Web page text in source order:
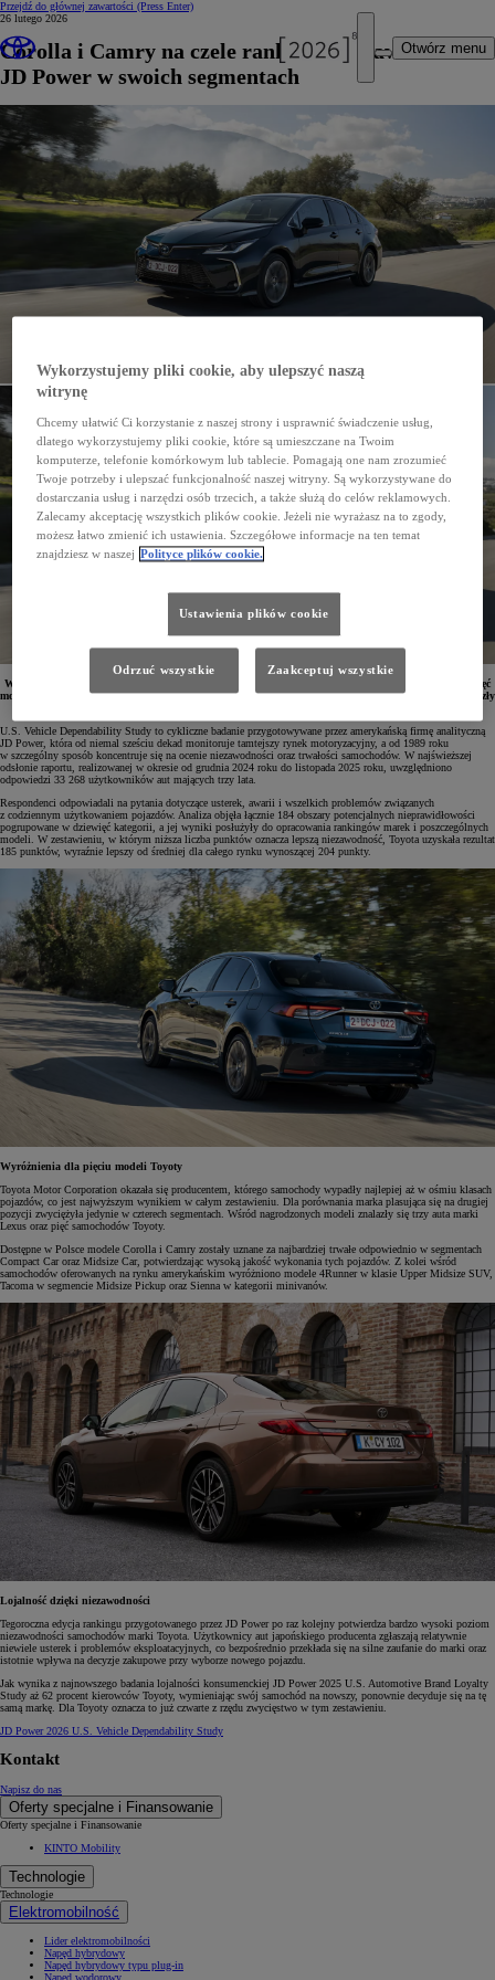
Przejdź do głównej zawartości (Press Enter)
Otwórz menu
26 lutego 2026
Corolla i Camry na czele rankingu niezawodności
JD Power w swoich segmentach
W opublikowanym rankingu niezawodności JD Power 2026 U.S. Vehicle Dependability Study aż pięć
modeli Toyoty znalazło się na pierwszych lokatach w swoich klasach. Wśród wyróżnionych aut znalazły
U.S. Vehicle Dependability Study to cykliczne badanie przygotowywane przez amerykańską firmę analityczną
JD Power, która od niemal sześciu dekad monitoruje tamtejszy rynek motoryzacyjny, a od 1989 roku
w szczególny sposób koncentruje się na ocenie niezawodności oraz trwałości samochodów. W najświeższej
odsłonie raportu, realizowanej w okresie od grudnia 2024 roku do listopada 2025 roku, uwzględniono
odpowiedzi 33 268 użytkowników aut mających trzy lata.
Respondenci odpowiadali na pytania dotyczące usterek, awarii i wszelkich problemów związanych
z codziennym użytkowaniem pojazdów. Analiza objęła łącznie 184 obszary potencjalnych nieprawidłowości
pogrupowane w dziewięć kategorii, a jej wyniki posłużyły do opracowania rankingów marek i poszczególnych
modeli. W zestawieniu, w którym niższa liczba punktów oznacza lepszą niezawodność, Toyota uzyskała rezultat
185 punktów, wyraźnie lepszy od średniej dla całego rynku wynoszącej 204 punkty.
Wyróżnienia dla pięciu modeli Toyoty
Toyota Motor Corporation okazała się producentem, którego samochody wypadły najlepiej aż w ośmiu klasach
pojazdów, co jest najwyższym wynikiem w całym zestawieniu. Dla porównania marka plasująca się na drugiej
pozycji zwyciężyła jedynie w czterech segmentach. Wśród nagrodzonych modeli znalazły się trzy auta marki
Lexus oraz pięć samochodów Toyoty.
Dostępne w Polsce modele Corolla i Camry zostały uznane za najbardziej trwałe odpowiednio w segmentach
Compact Car oraz Midsize Car, potwierdzając wysoką jakość wykonania tych pojazdów. Z kolei wśród
samochodów oferowanych na rynku amerykańskim wyróżniono modele 4Runner w klasie Upper Midsize SUV,
Tacoma w segmencie Midsize Pickup oraz Sienna w kategorii minivanów.
Lojalność dzięki niezawodności
Tegoroczna edycja rankingu przygotowanego przez JD Power po raz kolejny potwierdza bardzo wysoki poziom
niezawodności samochodów marki Toyota. Użytkownicy aut japońskiego producenta zgłaszają relatywnie
niewiele usterek i problemów eksploatacyjnych, co bezpośrednio przekłada się na silne zaufanie do marki oraz
istotnie wpływa na decyzje zakupowe przy wyborze nowego pojazdu.
Jak wynika z najnowszego badania lojalności konsumenckiej JD Power 2025 U.S. Automotive Brand Loyalty
Study aż 62 procent kierowców Toyoty, wymieniając swój samochód na nowszy, ponownie decyduje się na tę
samą markę. Dla Toyoty oznacza to już czwarte z rzędu zwycięstwo w tym zestawieniu.
JD Power 2026 U.S. Vehicle Dependability Study
Kontakt
Napisz do nas
Oferty specjalne i Finansowanie
Oferty specjalne i Finansowanie
KINTO Mobility
Technologie
Technologie
Elektromobilność
Lider elektromobilności
Napęd hybrydowy
Napęd hybrydowy typu plug-in
Napęd wodorowy
Wykorzystujemy pliki cookie, aby ulepszyć naszą
witrynę
Chcemy ułatwić Ci korzystanie z naszej strony i usprawnić świadczenie usług,
dlatego wykorzystujemy pliki cookie, które są umieszczane na Twoim
komputerze, telefonie komórkowym lub tablecie. Pomagają one nam zrozumieć
Twoje potrzeby i ulepszać funkcjonalność naszej witryny. Są wykorzystywane do
dostarczania usług i narzędzi osób trzecich, a także służą do celów reklamowych.
Zalecamy akceptację wszystkich plików cookie. Jeżeli nie wyrażasz na to zgody,
możesz łatwo zmienić ich ustawienia. Szczegółowe informacje na ten temat
znajdziesz w naszej Polityce plików cookie.
Ustawienia plików cookie
Odrzuć wszystkie Zaakceptuj wszystkie